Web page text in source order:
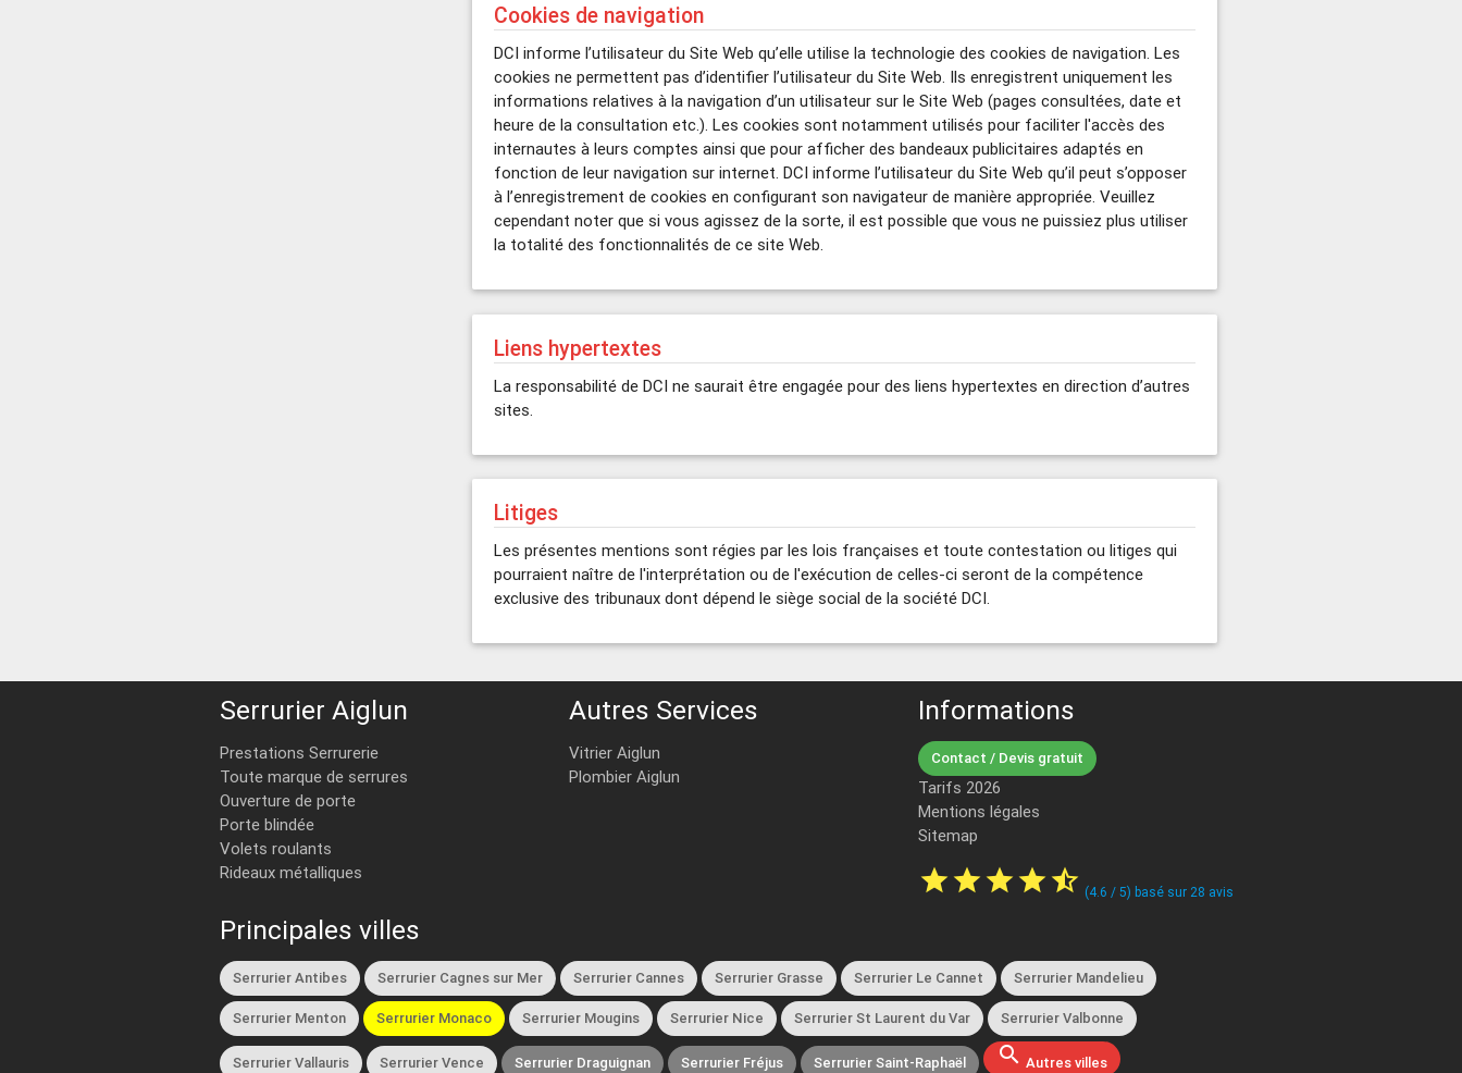
Cookies de navigation
DCI informe l’utilisateur du Site Web qu’elle utilise la technologie des cookies de navigation. Les
cookies ne permettent pas d’identifier l’utilisateur du Site Web. Ils enregistrent uniquement les
informations relatives à la navigation d’un utilisateur sur le Site Web (pages consultées, date et
heure de la consultation etc.). Les cookies sont notamment utilisés pour faciliter l'accès des
internautes à leurs comptes ainsi que pour afficher des bandeaux publicitaires adaptés en
fonction de leur navigation sur internet. DCI informe l’utilisateur du Site Web qu’il peut s’opposer
à l’enregistrement de cookies en configurant son navigateur de manière appropriée. Veuillez
cependant noter que si vous agissez de la sorte, il est possible que vous ne puissiez plus utiliser
la totalité des fonctionnalités de ce site Web.
Liens hypertextes
La responsabilité de DCI ne saurait être engagée pour des liens hypertextes en direction d’autres
sites.
Litiges
Les présentes mentions sont régies par les lois françaises et toute contestation ou litiges qui
pourraient naître de l'interprétation ou de l'exécution de celles-ci seront de la compétence
exclusive des tribunaux dont dépend le siège social de la société DCI.
Serrurier Aiglun
Prestations Serrurerie
Toute marque de serrures
Ouverture de porte
Porte blindée
Volets roulants
Rideaux métalliques
Autres Services
Vitrier Aiglun
Plombier Aiglun
Informations
Contact / Devis gratuit
Tarifs 2026
Mentions légales
Sitemap
star star star star star_half (4.6 / 5) basé sur 28 avis
Principales villes
Serrurier Antibes Serrurier Cagnes sur Mer Serrurier Cannes Serrurier Grasse Serrurier Le Cannet Serrurier Mandelieu
Serrurier Menton Serrurier Monaco Serrurier Mougins Serrurier Nice Serrurier St Laurent du Var Serrurier Valbonne
Serrurier Vallauris Serrurier Vence Serrurier Draguignan Serrurier Fréjus Serrurier Saint-Raphaël search Autres villes